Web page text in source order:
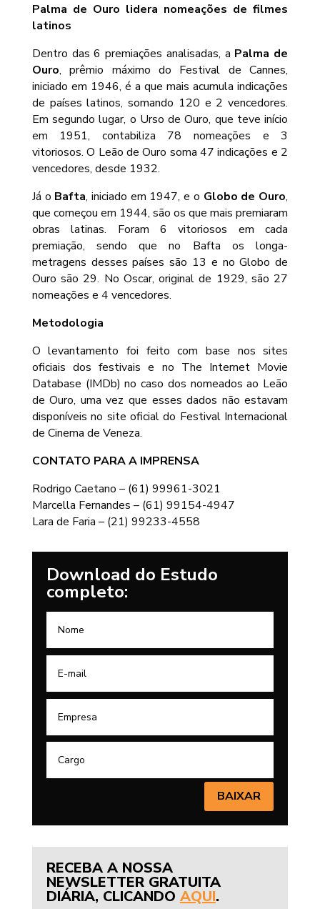
Palma de Ouro lidera nomeações de filmes
latinos
Dentro das 6 premiações analisadas, a Palma de
Ouro, prêmio máximo do Festival de Cannes,
iniciado em 1946, é a que mais acumula indicações
de países latinos, somando 120 e 2 vencedores.
Em segundo lugar, o Urso de Ouro, que teve início
em 1951, contabiliza 78 nomeações e 3
vitoriosos. O Leão de Ouro soma 47 indicações e 2
vencedores, desde 1932.
Já o Bafta, iniciado em 1947, e o Globo de Ouro,
que começou em 1944, são os que mais premiaram
obras latinas. Foram 6 vitoriosos em cada
premiação, sendo que no Bafta os longa-
metragens desses países são 13 e no Globo de
Ouro são 29. No Oscar, original de 1929, são 27
nomeações e 4 vencedores.
Metodologia
O levantamento foi feito com base nos sites
oficiais dos festivais e no The Internet Movie
Database (IMDb) no caso dos nomeados ao Leão
de Ouro, uma vez que esses dados não estavam
disponíveis no site oficial do Festival Internacional
de Cinema de Veneza.
CONTATO PARA A IMPRENSA
Rodrigo Caetano – (61) 99961-3021
Marcella Fernandes – (61) 99154-4947
Lara de Faria – (21) 99233-4558
Download do Estudo
completo:
BAIXAR
RECEBA A NOSSA
NEWSLETTER GRATUITA
DIÁRIA, CLICANDO AQUI.